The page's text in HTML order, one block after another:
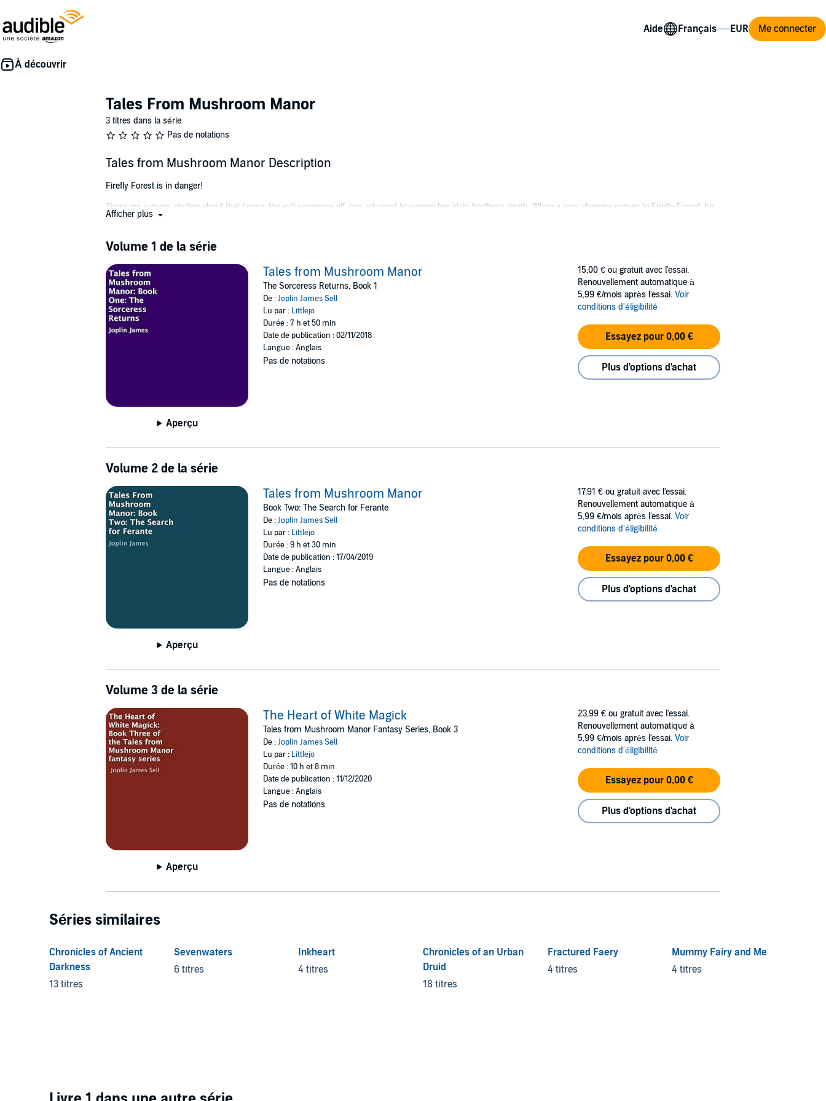
Aide Me connecter
Tales From Mushroom Manor
3 titres dans la série
Pas de notations
Tales from Mushroom Manor Description
Firefly Forest is in danger!
There are rumors circling about that Leona, the evil sorceress elf, has returned to avenge her slain brother's death. When a new stranger comes to Firefly Forest, he
tries to dispel these rumors. Is he to be trusted, or does he have ulterior motives?
Join Suzy Shortbread, Penelope Pringles, Francois Frog, and the other friends from Mushroom Manor as they find themselves on an adventure of a lifetime! An epic
battle between Dark and White magic is about to begin! Who will end up controlling all the Lands of Morada?
©2018 Joplin J Patras (P)2018 Joplin J Patras
Afficher plus
Volume 1 de la série
Aperçu
Tales from Mushroom Manor
The Sorceress Returns, Book 1
De :Joplin James Sell
Lu par : Littlejo
Durée : 7 h et 50 min
Date de publication : 02/11/2018
Langue : Anglais
Pas de notations
15,00 € ou gratuit avec l'essai.
Renouvellement automatique à
5,99 €/mois après l'essai. Voir
conditions d'éligibilité
Essayez pour 0,00 €
Plus d'options d'achat
Volume 2 de la série
Aperçu
Tales from Mushroom Manor
Book Two: The Search for Ferante
De :Joplin James Sell
Lu par : Littlejo
Durée : 9 h et 30 min
Date de publication : 17/04/2019
Langue : Anglais
Pas de notations
17,91 € ou gratuit avec l'essai.
Renouvellement automatique à
5,99 €/mois après l'essai. Voir
conditions d'éligibilité
Essayez pour 0,00 €
Plus d'options d'achat
Volume 3 de la série
Aperçu
The Heart of White Magick
Tales from Mushroom Manor Fantasy Series, Book 3
De :Joplin James Sell
Lu par : Littlejo
Durée : 10 h et 8 min
Date de publication : 11/12/2020
Langue : Anglais
Pas de notations
23,99 € ou gratuit avec l'essai.
Renouvellement automatique à
5,99 €/mois après l'essai. Voir
conditions d'éligibilité
Essayez pour 0,00 €
Plus d'options d'achat
Séries similaires
Chronicles of Ancient
Darkness
13 titres
Sevenwaters
6 titres
Inkheart
4 titres
Chronicles of an Urban
Druid
18 titres
Fractured Faery
4 titres
Mummy Fairy and Me
4 titres